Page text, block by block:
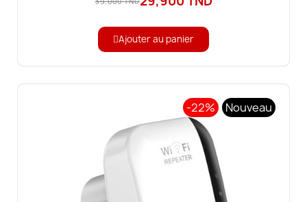
Ajouter au panier
-22% Nouveau